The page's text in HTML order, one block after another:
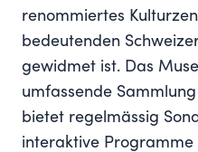
renommiertes
bedeutenden
gewidmet ist. Das
umfassende
bietet regelmässig
interaktive Programme